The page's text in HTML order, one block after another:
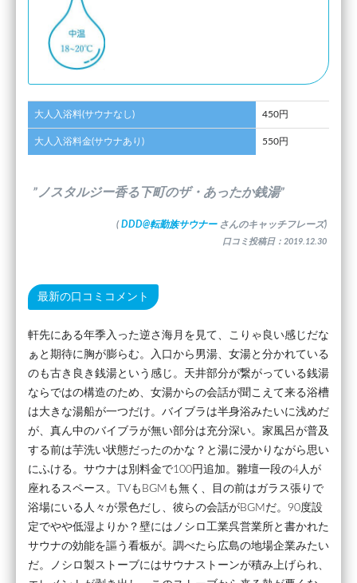
大人入浴料(サウナなし) 450円
大人入浴料金(サウナあり) 550円
”ノスタルジー香る下町のザ・あったか銭湯”
( DDD@転勤族サウナー さんのキャッチフレーズ)
口コミ投稿日：2019.12.30
最新の口コミコメント
軒先にある年季入った逆さ海月を見て、こりゃ良い感じだな
ぁと期待に胸が膨らむ。入口から男湯、女湯と分かれている
のも古き良き銭湯という感じ。天井部分が繋がっている銭湯
ならではの構造のため、女湯からの会話が聞こえて来る浴槽
は大きな湯船が一つだけ。バイブラは半身浴みたいに浅めだ
が、真ん中のバイブラが無い部分は充分深い。家風呂が普及
する前は芋洗い状態だったのかな？と湯に浸かりながら思い
にふける。サウナは別料金で100円追加。雛壇一段の4人が
座れるスペース。TVもBGMも無く、目の前はガラス張りで
浴場にいる人々が景色だし、彼らの会話がBGMだ。90度設
定でやや低湿よりか？壁にはノシロ工業呉営業所と書かれた
サウナの効能を謳う看板が。調べたら広島の地場企業みたい
だ。ノシロ製ストーブにはサウナストーンが積み上げられ、